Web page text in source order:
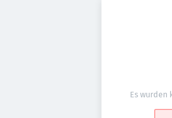
Es wurden